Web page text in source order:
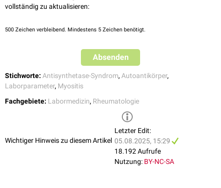
schwereren Verlauf mit erhöhter Rezidivneigung.
vollständig zu aktualisieren:
500 Zeichen verbleibend. Mindestens 5 Zeichen benötigt.
Absenden
Stichworte: Antisynthetase-Syndrom, Autoantikörper,
Laborparameter, Myositis
Fachgebiete: Labormedizin, Rheumatologie
Wichtiger Hinweis zu diesem Artikel
Letzter Edit:
05.08.2025, 15:29
18.192 Aufrufe
Nutzung: BY-NC-SA